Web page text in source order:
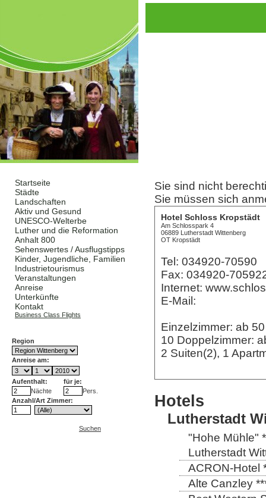
Startseite
Städte
Landschaften
Aktiv und Gesund
UNESCO-Welterbe
Luther und die Reformation
Anhalt 800
Sehenswertes / Ausflugstipps
Kinder, Jugendliche, Familien
Industrietourismus
Veranstaltungen
Anreise
Unterkünfte
Kontakt
Business Class Flights
Region
Anreise am:
Aufenthalt:
für je:
Nächte
Pers.
Anzahl/Art Zimmer:
Suchen
Sie sind nicht
Sie müssen sich
Hotel Schloss Kropstädt
Am Schlosspark 4
06889 Lutherstadt Wittenberg
OT Kropstädt
Tel: 034920-70590
Fax: 034920-
Internet:
E-Mail:
Einzelzimmer: ab
10 Doppelzimmer:
2 Suiten(2), 1
Hotels
Lutherstadt
"Hohe Mühle"
Lutherstadt
ACRON-Hotel
Alte Canzley